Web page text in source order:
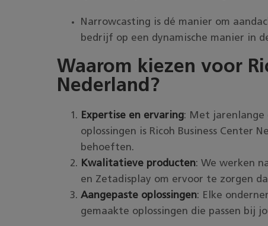
Narrowcasting is dé manier om
bedrijf op een dynamische manier in
Waarom kiezen voor
Nederland?
Expertise en ervaring: Met jarenlange
oplossingen is Ricoh Business Center
behoeften.
Kwalitatieve producten: We werken
en Zetadisplay om ervoor te zorgen
Aangepaste oplossingen: Elke
gemaakte oplossingen die passen bij